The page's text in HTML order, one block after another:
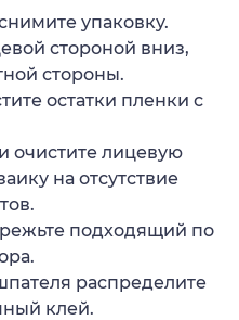
упаковку.
стороной вниз,
стороны.
остатки пленки с
очистите лицевую
на отсутствие
подходящий по
распределите
клей.